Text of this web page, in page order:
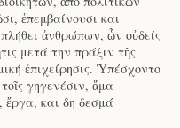
ἐπεμβαίνουσι και
ἀνθρώπων, ὧν οὐδείς
μετά την πράξιν τῆς
ἐπιχείρησις. Ὑπέσχοντο
γηγενέσιν, ἅμα
ἔργα, και δη δεσμά